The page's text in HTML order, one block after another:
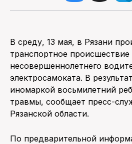
В среду, 13 мая, в Рязани
транспортное происшествие
несовершеннолетнего
электросамоката. В
иномаркой восьмилетний
травмы, сообщает пресс-
Рязанской области.
По предварительной